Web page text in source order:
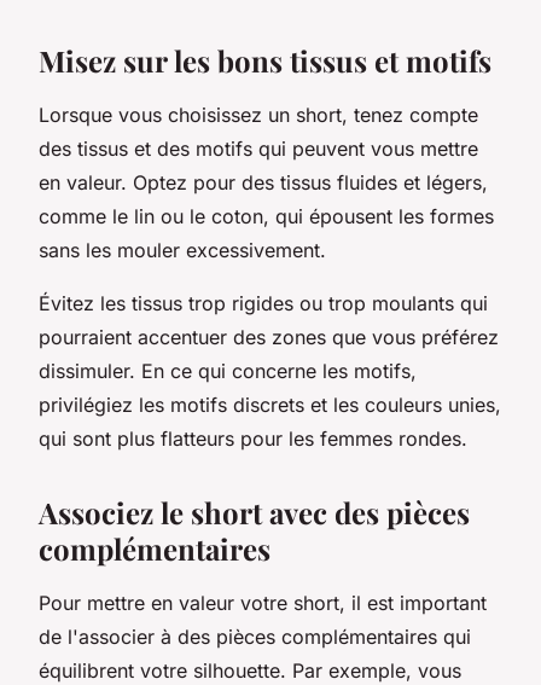
Misez sur les bons tissus et motifs
Lorsque vous choisissez un short, tenez compte
des tissus et des motifs qui peuvent vous mettre
en valeur. Optez pour des tissus fluides et légers,
comme le lin ou le coton, qui épousent les formes
sans les mouler excessivement.
Évitez les tissus trop rigides ou trop moulants qui
pourraient accentuer des zones que vous préférez
dissimuler. En ce qui concerne les motifs,
privilégiez les motifs discrets et les couleurs unies,
qui sont plus flatteurs pour les femmes rondes.
Associez le short avec des pièces
complémentaires
Pour mettre en valeur votre short, il est important
de l'associer à des pièces complémentaires qui
équilibrent votre silhouette. Par exemple, vous